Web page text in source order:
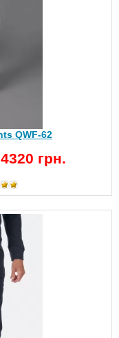
QWF-62
4320 грн.